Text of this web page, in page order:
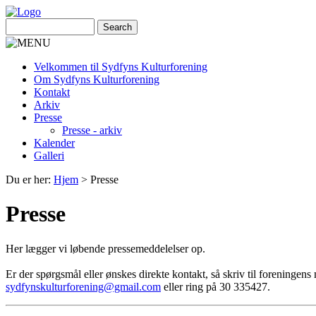
Velkommen til Sydfyns Kulturforening
Om Sydfyns Kulturforening
Kontakt
Arkiv
Presse
Presse - arkiv
Kalender
Galleri
Du er her: Hjem > Presse
Presse
Her lægger vi løbende pressemeddelelser op.
Er der spørgsmål eller ønskes direkte kontakt, så skriv til foreningens
sydfynskulturforening@gmail.com eller ring på 30 335427.